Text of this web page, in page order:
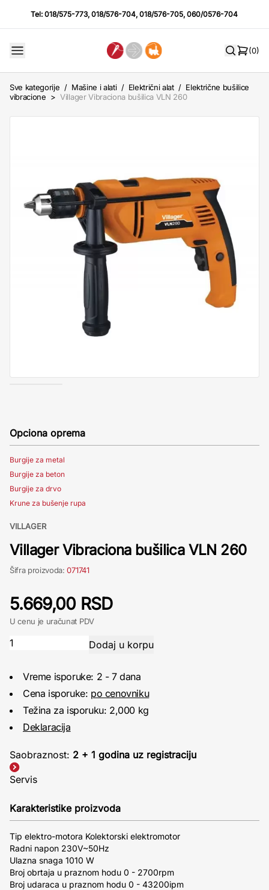
Tel:018/575-773,018/576-704,018/576-705,060/0576-704
(0)
Sve kategorije / Mašine i alati / Električni alat / Električne bušilice
vibracione >Villager Vibraciona bušilica VLN 260
Opciona oprema
Burgije za metal
Burgije za beton
Burgije za drvo
Krune za bušenje rupa
VILLAGER
Villager Vibraciona bušilica VLN 260
Šifra proizvoda:071741
5.669,00 RSD
U cenu je uračunat PDV
Vreme isporuke: 2 - 7 dana
Cena isporuke: po cenovniku
Težina za isporuku: 2,000 kg
Deklaracija
Saobraznost: 2 + 1 godina uz registraciju
Servis
Karakteristike proizvoda
Tip elektro-motora Kolektorski elektromotor
Radni napon 230V~50Hz
Ulazna snaga 1010 W
Broj obrtaja u praznom hodu 0 - 2700rpm
Broj udaraca u praznom hodu 0 - 43200ipm